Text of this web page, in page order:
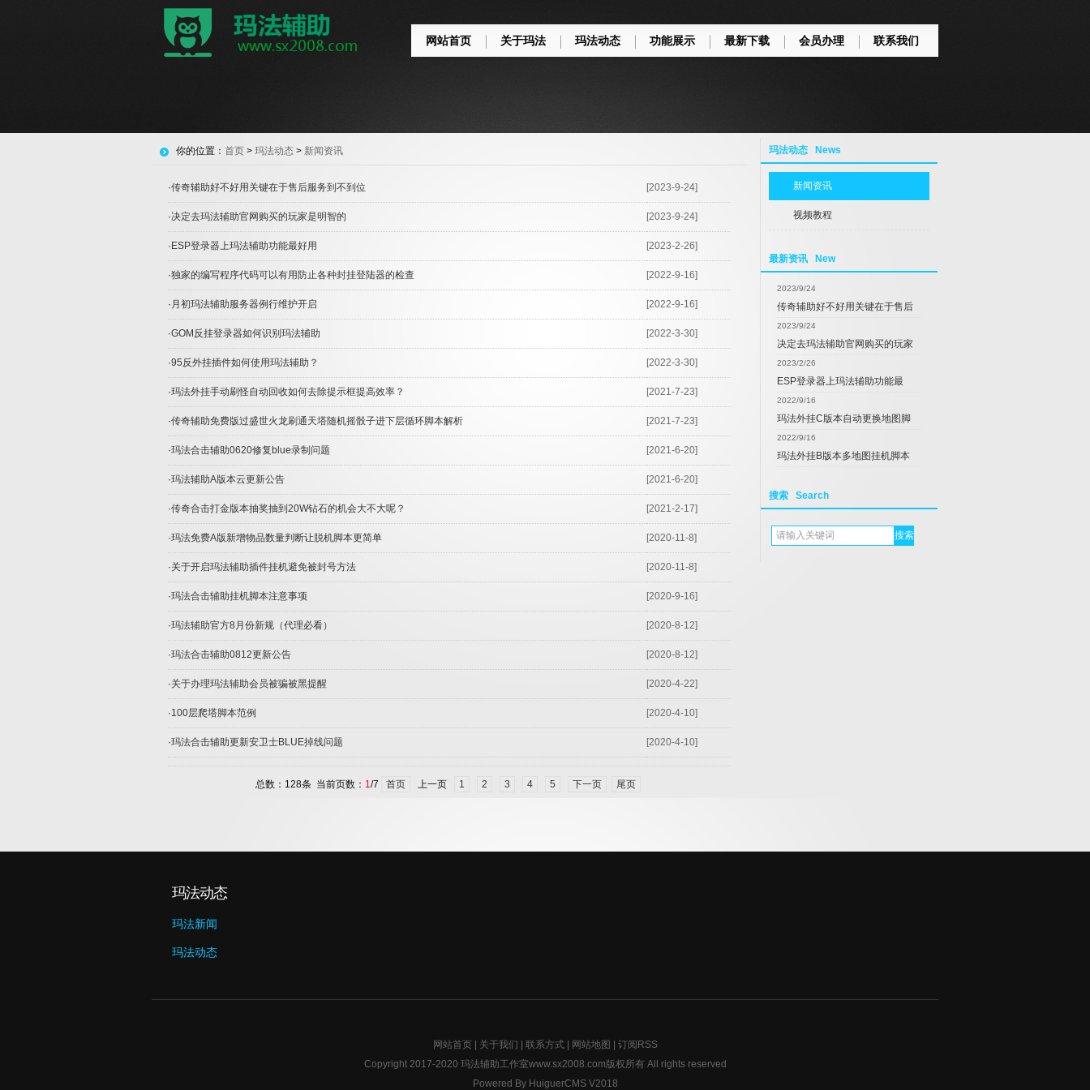
网站首页 关于玛法 玛法动态 功能展示 最新下载 会员办理 联系我们
玛法动态 News
新闻资讯
视频教程
最新资讯 New
2023/9/24
传奇辅助好不好用关键在于售后
2023/9/24
决定去玛法辅助官网购买的玩家
2023/2/26
ESP登录器上玛法辅助功能最
2022/9/16
玛法外挂C版本自动更换地图脚
2022/9/16
玛法外挂B版本多地图挂机脚本
搜索 Search
你的位置： 首页 > 玛法动态 > 新闻资讯
·传奇辅助好不好用关键在于售后服务到不到位 [2023-9-24]
·决定去玛法辅助官网购买的玩家是明智的 [2023-9-24]
· ESP登录器上玛法辅助功能最好用 [2023-2-26]
·独家的编写程序代码可以有用防止各种封挂登陆器的检查 [2022-9-16]
· 月初玛法辅助服务器例行维护开启 [2022-9-16]
·GOM反挂登录器如何识别玛法辅助 [2022-3-30]
·95反外挂插件如何使用玛法辅助？ [2022-3-30]
·玛法外挂手动刷怪自动回收如何去除提示框提高效率？ [2021-7-23]
·传奇辅助免费版过盛世火龙刷通天塔随机摇骰子进下层循环脚本解析 [2021-7-23]
·玛法合击辅助0620修复blue录制问题 [2021-6-20]
·玛法辅助A版本云更新公告 [2021-6-20]
·传奇合击打金版本抽奖抽到20W钻石的机会大不大呢？ [2021-2-17]
·玛法免费A版新增物品数量判断让脱机脚本更简单 [2020-11-8]
·关于开启玛法辅助插件挂机避免被封号方法 [2020-11-8]
·玛法合击辅助挂机脚本注意事项 [2020-9-16]
·玛法辅助官方8月份新规（代理必看） [2020-8-12]
·玛法合击辅助0812更新公告 [2020-8-12]
·关于办理玛法辅助会员被骗被黑提醒 [2020-4-22]
·100层爬塔脚本范例 [2020-4-10]
·玛法合击辅助更新安卫士BLUE掉线问题 [2020-4-10]
总数：128条 当前页数： 1/7 首页 上一页 1 2 3 4 5 下一页 尾页
玛法动态
玛法新闻
玛法动态
网站首页| 关于我们 联系方式| 网站地图
订阅RSS
Copyright 2017-2020 玛法辅助工作室www.sx2008.com版权所有 All rights reserved
Powered By HuiguerCMS V2018